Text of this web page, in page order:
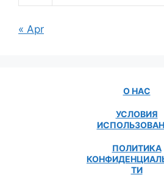
« Apr
О НАС
УСЛОВИЯ
ПОЛИТИКА
ТИ